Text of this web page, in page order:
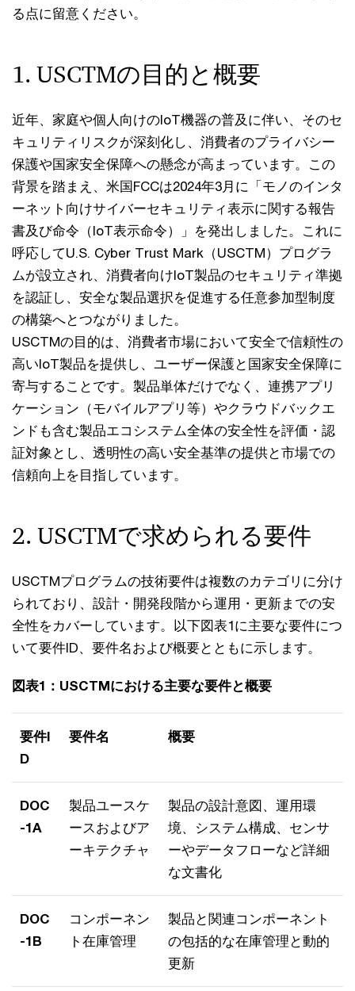
る点に留意ください。
1. USCTMの目的と概要
近年、家庭や個人向けのIoT機器の普及に伴い、そのセ
キュリティリスクが深刻化し、消費者のプライバシー
保護や国家安全保障への懸念が高まっています。この
背景を踏まえ、米国FCCは2024年3月に「モノのインタ
ーネット向けサイバーセキュリティ表示に関する報告
書及び命令（IoT表示命令）」を発出しました。これに
呼応してU.S. Cyber Trust Mark（USCTM）プログラ
ムが設立され、消費者向けIoT製品のセキュリティ準拠
を認証し、安全な製品選択を促進する任意参加型制度
の構築へとつながりました。
USCTMの目的は、消費者市場において安全で信頼性の
高いIoT製品を提供し、ユーザー保護と国家安全保障に
寄与することです。製品単体だけでなく、連携アプリ
ケーション（モバイルアプリ等）やクラウドバックエ
ンドも含む製品エコシステム全体の安全性を評価・認
証対象とし、透明性の高い安全基準の提供と市場での
信頼向上を目指しています。
2. USCTMで求められる要件
USCTMプログラムの技術要件は複数のカテゴリに分け
られており、設計・開発段階から運用・更新までの安
全性をカバーしています。以下図表1に主要な要件につ
いて要件ID、要件名および概要とともに示します。
図表1：USCTMにおける主要な要件と概要
要件I
D
要件名 概要
DOC
-1A
製品ユースケ
ースおよびア
ーキテクチャ
製品の設計意図、運用環
境、システム構成、センサ
ーやデータフローなど詳細
な文書化
DOC
-1B
コンポーネン
ト在庫管理
製品と関連コンポーネント
の包括的な在庫管理と動的
更新